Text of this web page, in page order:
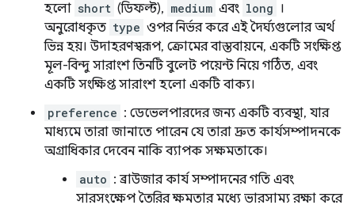
হলো short (ডিফল্ট), medium এবং long ।
অনুরোধকৃত type ওপর নির্ভর করে এই দৈর্ঘ্যগুলোর অর্থ
ভিন্ন হয়। উদাহরণস্বরূপ, ক্রোমের বাস্তবায়নে, একটি সংক্ষিপ্ত
মূল-বিন্দু সারাংশ তিনটি বুলেট পয়েন্ট নিয়ে গঠিত, এবং
একটি সংক্ষিপ্ত সারাংশ হলো একটি বাক্য।
preference : ডেভেলপারদের জন্য একটি ব্যবস্থা, যার
মাধ্যমে তারা জানাতে পারেন যে তারা দ্রুত কার্যসম্পাদনকে
অগ্রাধিকার দেবেন নাকি ব্যাপক সক্ষমতাকে।
auto : ব্রাউজার কার্য সম্পাদনের গতি এবং
সারসংক্ষেপ তৈরির ক্ষমতার মধ্যে ভারসাম্য রক্ষা করে